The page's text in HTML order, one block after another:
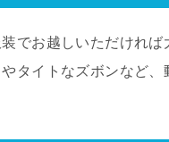
でお越しいただけれ
タイトなズボンなど